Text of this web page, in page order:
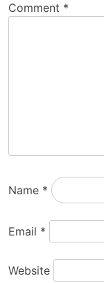
Comment *
Name *
Email *
Website